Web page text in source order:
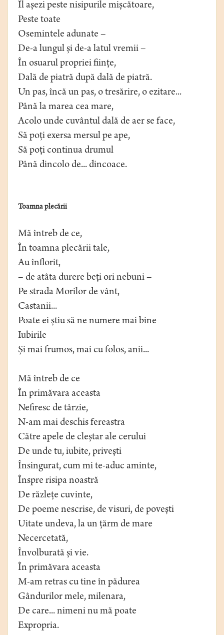
Îl așezi peste nisipurile mișcătoare,
Peste toate
Osemintele adunate –
De-a lungul și de-a latul vremii –
În osuarul propriei ființe,
Dală de piatră după dală de piatră.
Un pas, încă un pas, o tresărire, o ezitare...
Până la marea cea mare,
Acolo unde cuvântul dală de aer se face,
Să poți exersa mersul pe ape,
Să poți continua drumul
Până dincolo de... dincoace.
Toamna plecării
Mă întreb de ce,
În toamna plecării tale,
Au înflorit,
– de atâta durere beți ori nebuni –
Pe strada Morilor de vânt,
Castanii...
Poate ei știu să ne numere mai bine
Iubirile
Și mai frumos, mai cu folos, anii...
Mă întreb de ce
În primăvara aceasta
Nefiresc de târzie,
N-am mai deschis fereastra
Către apele de cleștar ale cerului
De unde tu, iubite, privești
Însingurat, cum mi te-aduc aminte,
Înspre risipa noastră
De răzlețe cuvinte,
De poeme nescrise, de visuri, de povești
Uitate undeva, la un țărm de mare
Necercetată,
Învolburată și vie.
În primăvara aceasta
M-am retras cu tine în pădurea
Gândurilor mele, milenara,
De care... nimeni nu mă poate
Expropria.